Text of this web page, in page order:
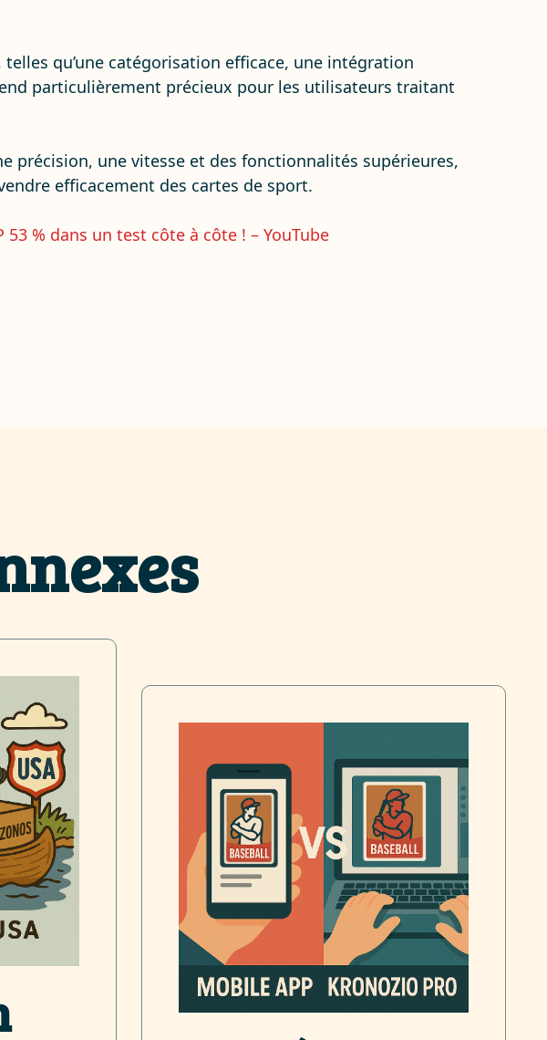
qu’une catégorisation efficace, une intégration
particulièrement précieux pour les utilisateurs traitant
précision, une vitesse et des fonctionnalités supérieures,
efficacement des cartes de sport.
% dans un test côte à côte ! – YouTube